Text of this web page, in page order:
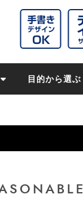
目的から選ぶ